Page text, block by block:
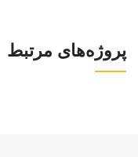
پروژه‌های مرتبط